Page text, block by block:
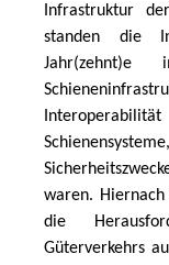
Infrastruktur
standen die
waren.
die
Güterverkehrs